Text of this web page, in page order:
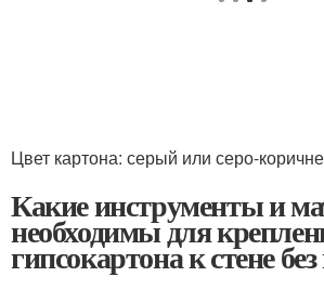
Цвет картона: серый или серо-
Какие инструменты и
необходимы для
гипсокартона к стене